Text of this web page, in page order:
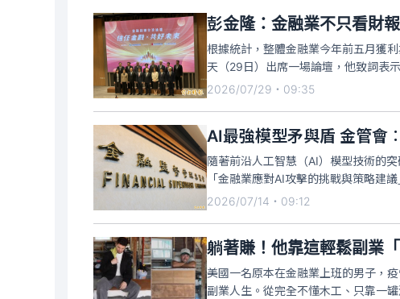
彭金隆：金融業不只看財
根據統計，整體金融業今年前五月獲
天（29日）出席一場論壇，他致詞表
經營上有「兩份財報」的概念，一份
2026/07/29・09:35
AI最強模型矛與盾 金管會
隨著前沿人工智慧（AI）模型技術的
「金融業應對AI攻擊的挑戰與策略建
呼籲金融業在強化既有資安防護的同
2026/07/14・09:12
躺著賺！他靠這輕鬆副業
美國一名原本在金融業上班的男子，
副業人生。從完全不懂木工、只靠一